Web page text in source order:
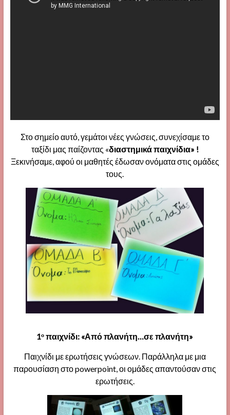
Στο σημείο αυτό, γεμάτοι νέες γνώσεις, συνεχίσαμε το
ταξίδι μας παίζοντας «διαστημικά παιχνίδια» !
Ξεκινήσαμε, αφού οι μαθητές έδωσαν ονόματα στις ομάδες
τους.
1ο παιχνίδι: «Από πλανήτη…σε πλανήτη»
Παιχνίδι με ερωτήσεις γνώσεων. Παράλληλα με μια
παρουσίαση στο powerpoint, οι ομάδες απαντούσαν στις
ερωτήσεις.